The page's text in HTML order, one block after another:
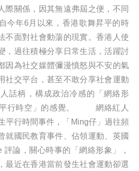
際關係，因其無遠弗屆之便，不同
今年6月以來，香港歌舞昇平的時
不面對社會動蕩的現實。香港人使
，過往積極分享日常生活，活躍討
因為社交媒體彌漫憤怒與不安的氣
社交平台，甚至不敢分享社會運動
話柄，構成政治冷感的「網絡形
平行時空」的感覺。 網絡紅人
平行時間事件，「Ming仔」過往頻
就國民教育事件、佔領運動、英國
評論，關心時事的「網絡形象」，
最近在香港當前發生社會運動卻選